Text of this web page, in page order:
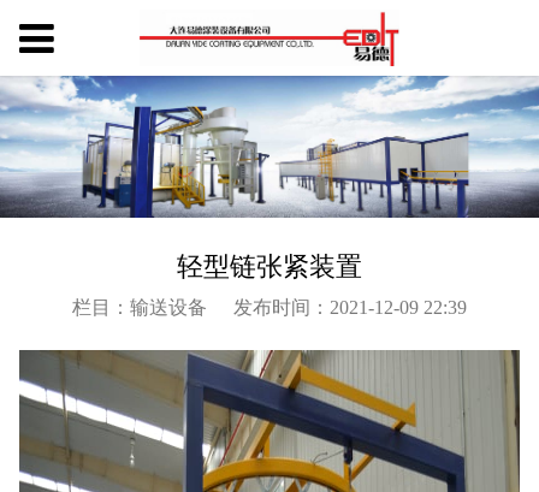
轻型链张紧装置
栏目：输送设备 发布时间：2021-12-09 22:39